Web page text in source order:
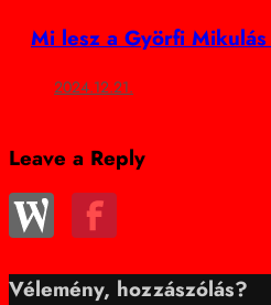
Mi lesz a Györfi
2024.12.21.
Leave a Reply
Vélemény, hozzászólás?